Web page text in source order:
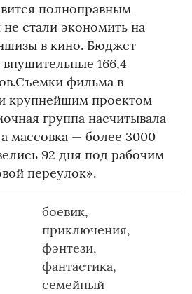
полноправным
стали экономить на
в кино. Бюджет
166,4
фильма в
крупнейшим проектом
группа насчитывала
массовка — более 3000
92 дня под рабочим
переулок».
боевик,
приключения,
фэнтези,
фантастика,
семейный